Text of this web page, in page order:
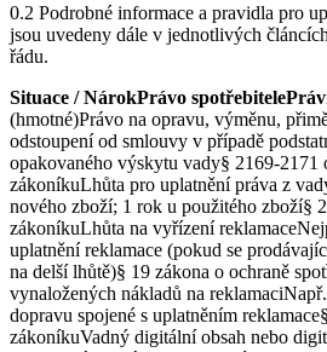
0.2 Podrobné informace a pravidla pro
jsou uvedeny dále v jednotlivých
řádu.
Situace / NárokPrávo
(hmotné)Právo na opravu, výměnu,
odstoupení od smlouvy v případě
opakovaného výskytu vady§ 2169-2171
zákoníkuLhůta pro uplatnění práva z
nového zboží; 1 rok u použitého zboží§
zákoníkuLhůta na vyřízení
uplatnění reklamace (pokud se
na delší lhůtě)§ 19 zákona o ochraně
vynaložených nákladů na
dopravu spojené s uplatněním
zákoníkuVadný digitální obsah nebo